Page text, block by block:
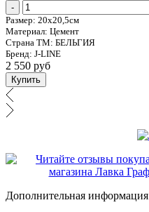
-
Размер: 20х20,5см
Mатериал: Цемент
Страна ТМ: БЕЛЬГИЯ
Бренд: J-LINE
2 550 руб
Купить
Дополнительная информация